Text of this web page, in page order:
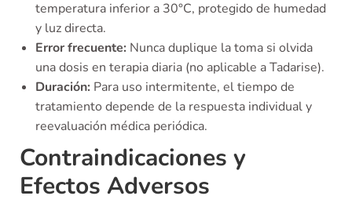
temperatura inferior a 30°C, protegido de humedad
y luz directa.
Error frecuente: Nunca duplique la toma si olvida
una dosis en terapia diaria (no aplicable a Tadarise).
Duración: Para uso intermitente, el tiempo de
tratamiento depende de la respuesta individual y
reevaluación médica periódica.
Contraindicaciones y
Efectos Adversos